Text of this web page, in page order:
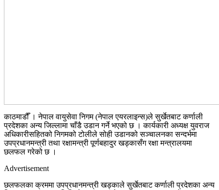
काठमाडौँ । नेपाल वायुसेवा निगम (नेपाल एयरलाइन्स)ले सुर्खेतबाट कर्णाली
प्रदेशका अन्य जिल्लामा चाँडै उडान गर्ने भएको छ । कार्यकारी अध्यक्ष युवराज
अधिकारीसहितको निगमको टोलीले सोही उडानको सञ्चालनका सन्दर्भमा
उपप्रधानमन्त्री तथा रक्षामन्त्री पूर्णबहादुर खड्कासँग रक्षा मन्त्रालयमा
छलफल गरेको छ ।
Advertisement
छलफलका क्रममा उपप्रधानमन्त्री खड्काले सुर्खेतबाट कर्णाली प्रदेशका अन्य